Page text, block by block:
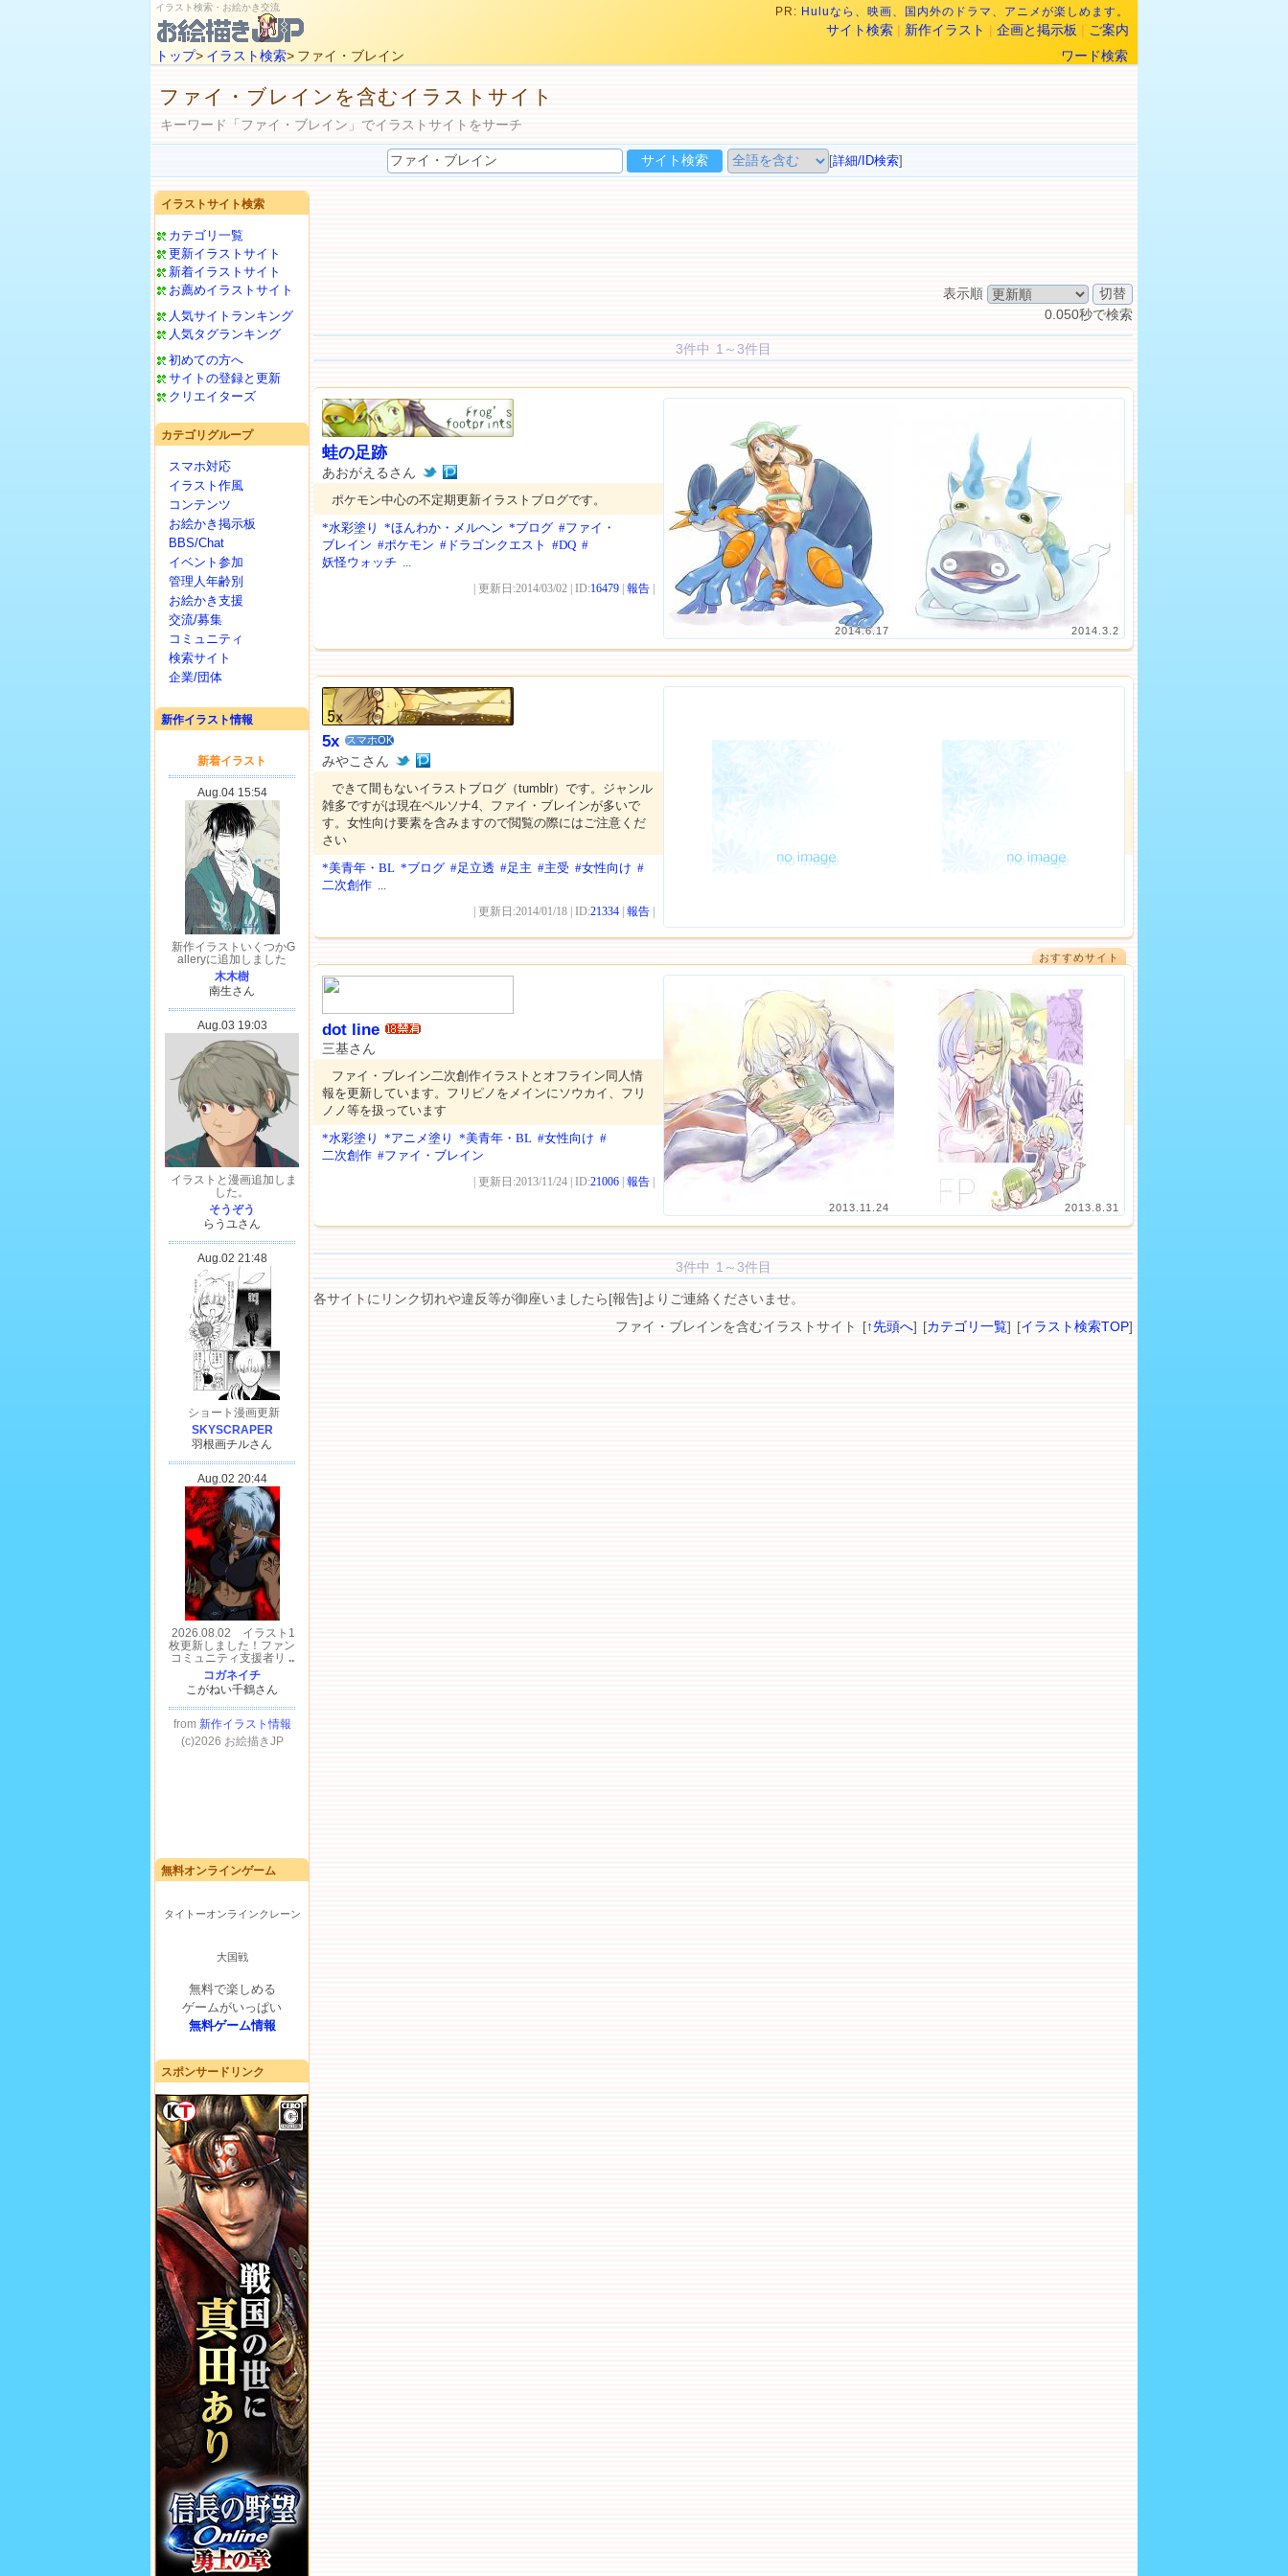
イラスト検索・お絵かき交流 PR: Huluなら、映画、国内外のドラマ、アニメが楽しめます。
サイト検索 | 新作イラスト | 企画と掲示板 | ご案内
トップ> イラスト検索> ファイ・ブレイン ワード検索
ファイ・ブレインを含むイラストサイト
キーワード「ファイ・ブレイン」でイラストサイトをサーチ
[詳細/ID検索]
イラストサイト検索
カテゴリ一覧
更新イラストサイト
新着イラストサイト
お薦めイラストサイト
人気サイトランキング
人気タグランキング
初めての方へ
サイトの登録と更新
クリエイターズ
カテゴリグループ
スマホ対応
イラスト作風
コンテンツ
お絵かき掲示板
BBS/Chat
イベント参加
管理人年齢別
お絵かき支援
交流/募集
コミュニティ
検索サイト
企業/団体
新作イラスト情報
無料オンラインゲーム
タイトーオンラインクレーン
大国戦
無料で楽しめる
ゲームがいっぱい
無料ゲーム情報
スポンサードリンク
表示順
0.050秒で検索
3件中 1～3件目
2014.6.17 2014.3.2
蛙の足跡
あおがえるさん
ポケモン中心の不定期更新イラストブログです。
*水彩塗り *ほんわか・メルヘン *ブログ #ファイ・
ブレイン #ポケモン #ドラゴンクエスト #DQ #
妖怪ウォッチ ...
| 更新日:2014/03/02 | ID:16479 報告
5x スマホOK
みやこさん
できて間もないイラストブログ（tumblr）です。ジャンル
雑多ですがは現在ペルソナ4、ファイ・ブレインが多いで
す。女性向け要素を含みますので閲覧の際にはご注意くだ
さい
*美青年・BL *ブログ #足立透 #足主 #主受 #女性向け #
二次創作 ...
| 更新日:2014/01/18 | ID:21334 報告
おすすめサイト
2013.11.24 2013.8.31
dot line
三基さん
ファイ・ブレイン二次創作イラストとオフライン同人情
報を更新しています。フリピノをメインにソウカイ、フリ
ノノ等を扱っています
*水彩塗り *アニメ塗り *美青年・BL #女性向け #
二次創作 #ファイ・ブレイン
| 更新日:2013/11/24 | ID:21006 報告
3件中 1～3件目
各サイトにリンク切れや違反等が御座いましたら[報告]よりご連絡くださいませ。
ファイ・ブレインを含むイラストサイト [↑先頭へ] [カテゴリ一覧] [イラスト検索TOP]